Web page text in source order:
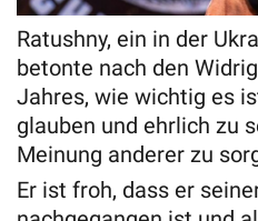
Ratushny, ein in der
betonte nach den
Jahres, wie wichtig es
glauben und ehrlich zu
Meinung anderer zu
Er ist froh, dass er